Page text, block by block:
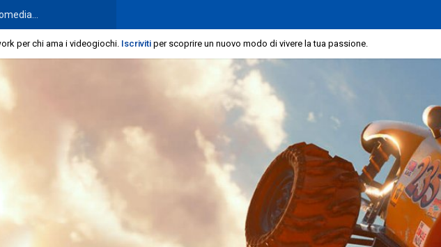
per chi ama i videogiochi. Iscriviti per scoprire un nuovo modo di vivere la tua passione.